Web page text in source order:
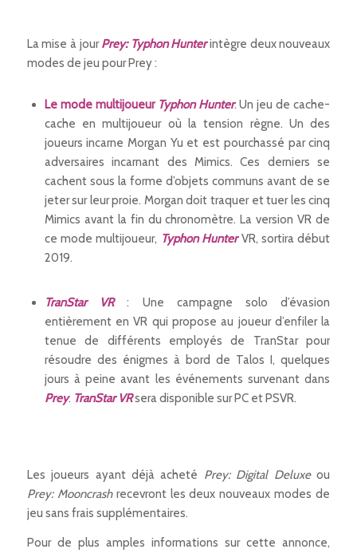
La mise à jourPrey: Typhon Hunterintègre deux nouveaux
modes de jeu pour Prey :
Le mode multijoueur Typhon Hunter: Un jeu de cache-
cache en multijoueur où la tension règne. Un des
joueurs incarne Morgan Yu et est pourchassé par cinq
adversaires incarnant des Mimics. Ces derniers se
cachent sous la forme d’objets communs avant de se
jeter sur leur proie. Morgan doit traquer et tuer les cinq
Mimics avant la fin du chronomètre. La version VR de
ce mode multijoueur, Typhon HunterVR, sortira début
2019.
TranStar VR: Une campagne solo d’évasion
entièrement en VR qui propose au joueur d’enfiler la
tenue de différents employés de TranStar pour
résoudre des énigmes à bord de Talos I, quelques
jours à peine avant les événements survenant dans
Prey. TranStar VRsera disponible sur PC et PSVR.
Les joueurs ayant déjà acheté Prey: Digital Deluxeou
Prey: Mooncrashrecevront les deux nouveaux modes de
jeu sans frais supplémentaires.
Pour de plus amples informations sur cette annonce,